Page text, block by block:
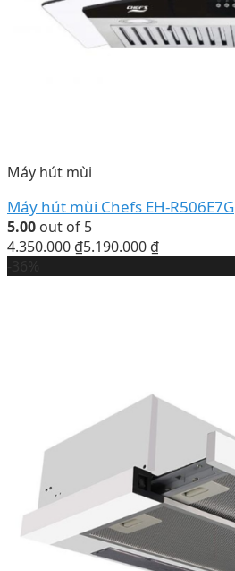
Máy hút mùi
Máy hút mùi Chefs EH-R506E7G
5.00 out of 5
4.350.000 ₫5.190.000₫